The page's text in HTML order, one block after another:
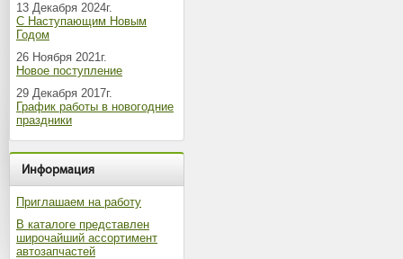
13 Декабря 2024г.
С Наступающим Новым
Годом
26 Ноября 2021г.
Новое поступление
29 Декабря 2017г.
График работы в новогодние
праздники
Информация
Приглашаем на работу
В каталоге представлен
широчайший ассортимент
автозапчастей